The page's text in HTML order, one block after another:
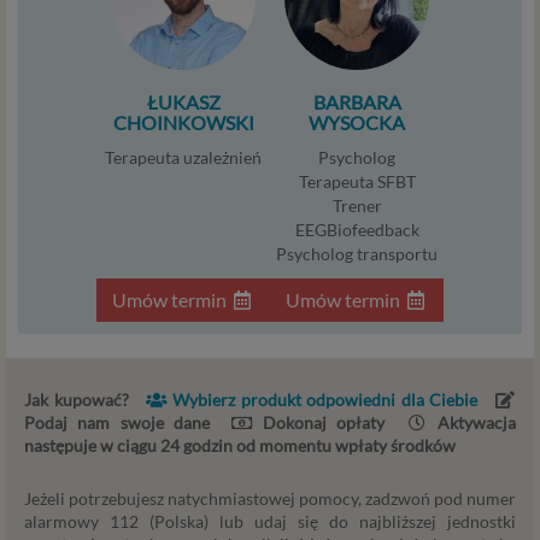
ŁUKASZ
CHOINKOWSKI
Terapeuta uzależnień
Umów termin
BARBARA
WYSOCKA
Psycholog
Terapeuta SFBT
Trener
EEGBiofeedback
Psycholog transportu
Umów termin
Jak kupować?
Wybierz produkt odpowiedni dla Ciebie
Podaj nam swoje dane
Dokonaj opłaty
Aktywacja
następuje w ciągu 24 godzin od momentu wpłaty środków
Jeżeli potrzebujesz natychmiastowej pomocy, zadzwoń pod numer
alarmowy 112 (Polska) lub udaj się do najbliższej jednostki
przypadku udzielenia zgody do momentu jej cofnięcia,
ograniczenia lub innych działań z Twojej strony
ograniczających tę zgodę, w przypadku niezbędności
danych do wykonania umowy – przez czas jej
wykonywania, a w przypadku, gdy podstawą
przetwarzania danych jest uzasadniony interes
administratora – do czasu istnienia tego uzasadnionego
Administratorami Twoich danych osobowych Psychology
Consulting Aneta Styńska właściciel serwisu
Znajdziesz tam również informację o naszych Zaufanych
Partnerach, czyli firmach i innych podmiotów, z którymi
współpracujemy głównie w zakresie administracyjnym,
marketingowym.